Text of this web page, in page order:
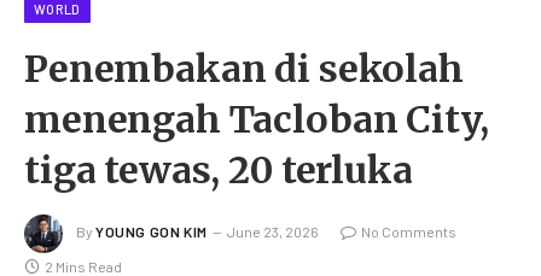
WORLD
Penembakan di sekolah
menengah Tacloban City,
tiga tewas, 20 terluka
By YOUNG GON KIM June 23, 2026 No Comments
2 Mins Read